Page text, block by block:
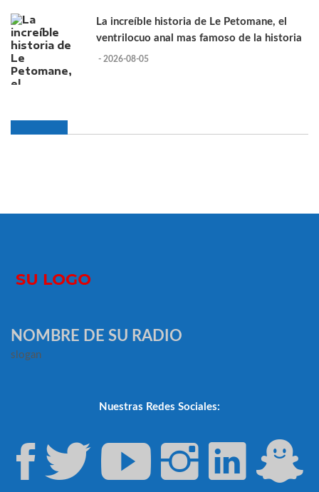
La increíble historia de Le Petomane, el
ventrilocuo anal mas famoso de la historia
- 2026-08-05
NOMBRE DE SU RADIO
slogan
Nuestras Redes Sociales: